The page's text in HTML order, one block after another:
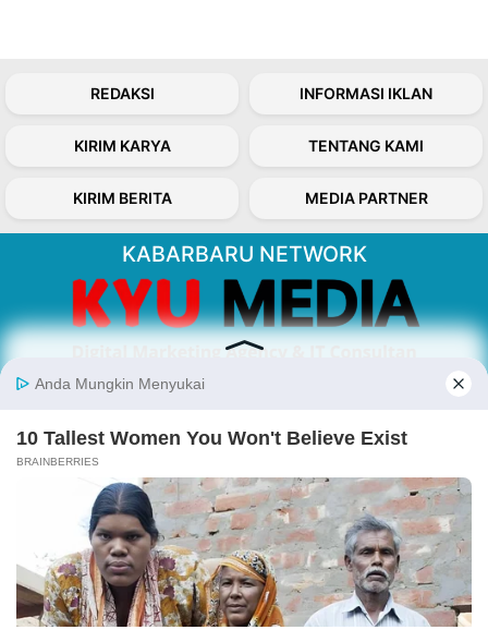
REDAKSI INFORMASI IKLAN
KIRIM KARYA TENTANG KAMI
KIRIM BERITA MEDIA PARTNER
KABARBARU NETWORK
About Our Kabarbaru.co
inspiratif dari sudut pandang berbaik sangka
Follow Kabarbaru